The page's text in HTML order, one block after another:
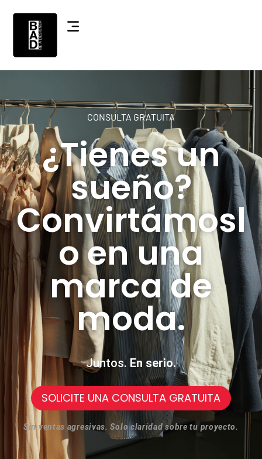
CONSULTA GRATUITA
¿Tienes un
sueño?
Convirtámosl
o en una
marca de
moda.
Juntos. En serio.
SOLICITE UNA CONSULTA GRATUITA
Sin ventas agresivas. Solo claridad sobre tu proyecto.